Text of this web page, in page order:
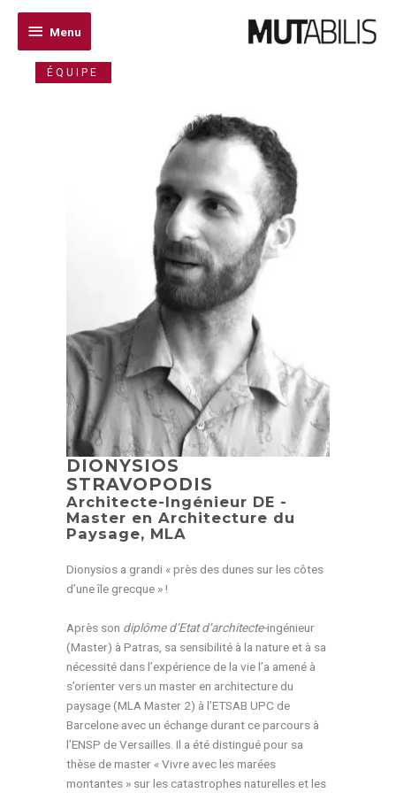
Menu
Menu
ÉQUIPE
DIONYSIOS
STRAVOPODIS
Architecte-Ingénieur DE -
Master en Architecture du
Paysage, MLA
Dionysios a grandi « près des dunes sur les côtes
d’une île grecque » !
Après son diplôme d’Etat d’architecte-ingénieur
(Master) à Patras, sa sensibilité à la nature et à sa
nécessité dans l’expérience de la vie l’a amené à
s’orienter vers un master en architecture du
paysage (MLA Master 2) à l’ETSAB UPC de
Barcelone avec un échange durant ce parcours à
l’ENSP de Versailles. Il a été distingué pour sa
thèse de master « Vivre avec les marées
montantes » sur les catastrophes naturelles et les